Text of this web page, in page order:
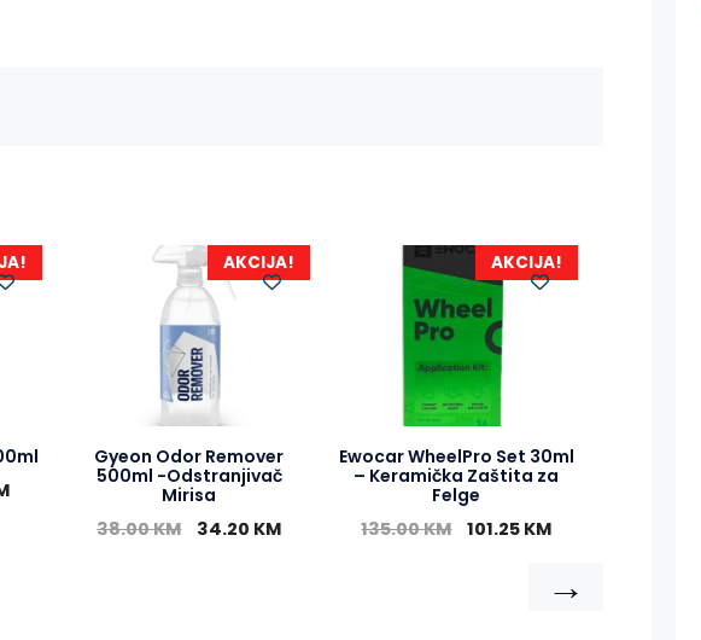
AKCIJA!
Gyeon Odor Remover
500ml -Odstranjivač
Mirisa
38.00KM 34.20 KM
AKCIJA!
Ewocar WheelPro Set 30ml
– Keramička Zaštita za
Felge
135.00KM 101.25 KM
→